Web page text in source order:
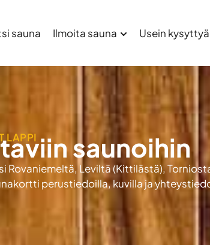
sauna Ilmoita sauna Usein kysyttyä
LAPPI saunoihin
Leviltä (Kittilästä),
perustiedoilla, kuvilla ja